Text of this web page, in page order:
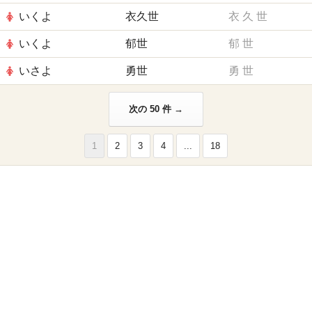
いくよ 衣久世 衣 久 世
いくよ 郁世 郁 世
いさよ 勇世 勇 世
次の 50 件 →
1 2 3 4 ... 18